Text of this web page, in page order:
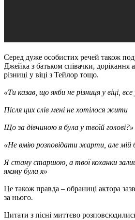
Серед дуже особистих речей також
Джейка з батьком співачки, дорікання
різниці у віці з Тейлор тощо.
«Ти казав, що якби не різниця у віці,
Після цих слів мені не хотілося жити
Що за дівчиною я була у твоїй голові?»
«Не вмію розповідати жарти, але мій
Я стану старшою, а твої коханки
якому була я»
Це також правда – обраниці актора
за нього.
Цитати з пісні миттєво